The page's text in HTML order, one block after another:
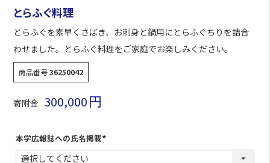
とらふぐ料理
とらふぐを素早くさばき、お刺身と鍋用にとらふぐちりを詰合
わせました。とらふぐ料理をご家庭でお楽しみください。
商品番号36250042
寄附金 300,000
本学広報誌への氏名掲載
(